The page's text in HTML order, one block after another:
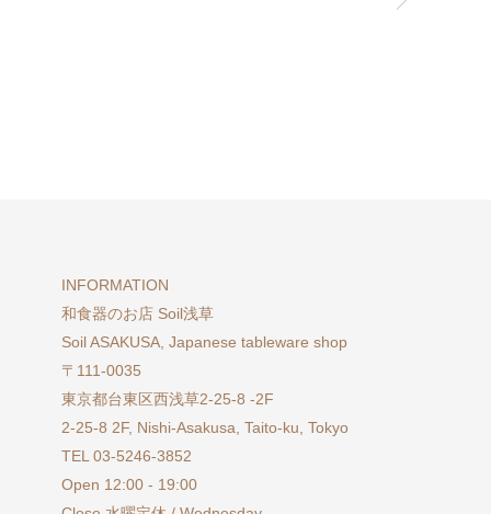
INFORMATION
和食器のお店 Soil浅草
Soil ASAKUSA, Japanese tableware shop
〒111-0035
東京都台東区西浅草2-25-8 -2F
2-25-8 2F, Nishi-Asakusa, Taito-ku, Tokyo
TEL 03-5246-3852
Open 12:00 - 19:00